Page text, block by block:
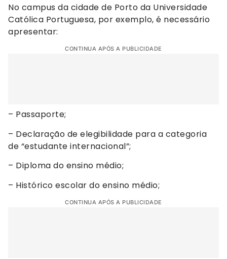
No campus da cidade de Porto da Universidade
Católica Portuguesa, por exemplo, é necessário
apresentar:
CONTINUA APÓS A PUBLICIDADE
– Passaporte;
– Declaração de elegibilidade para a categoria
de “estudante internacional”;
– Diploma do ensino médio;
– Histórico escolar do ensino médio;
CONTINUA APÓS A PUBLICIDADE